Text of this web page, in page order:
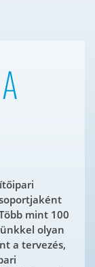
mint 100
olyan
a tervezés,